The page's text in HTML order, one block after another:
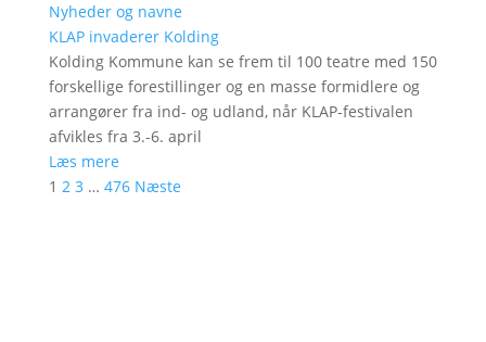
Nyheder og navne
KLAP invaderer Kolding
Kolding Kommune kan se frem til 100 teatre med 150
forskellige forestillinger og en masse formidlere og
arrangører fra ind- og udland, når KLAP-festivalen
afvikles fra 3.-6. april
Læs mere
1 2 3 … 476 Næste